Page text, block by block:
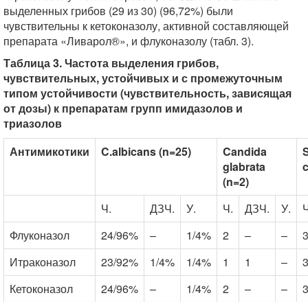
выделенных грибов (29 из 30) (96,72%) были
чувствительны к кетоконазолу, активной составляющей
препарата «Ливарол®», и флуконазолу (табл. 3).
Таблица 3. Частота выделения грибов,
чувствительных, устойчивых и с промежуточным
типом устойчивости (чувствительность, зависящая
от дозы) к препаратам групп имидазолов и
триазолов
Антимикотики
C.albicans (n=25)
Candida
glabrata
(n=2)
Ч. ДЗЧ. У. Ч. ДЗЧ. У.
Флуконазол
24/96% – 1/4% 2 – –
3
Итраконазол
23/92% 1/4% 1/4% 1 1 –
3
Кетоконазол
24/96% – 1/4% 2 – –
3